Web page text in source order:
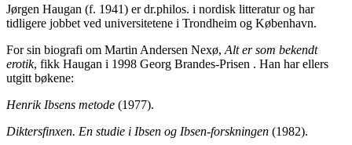
Jørgen Haugan (f. 1941) er dr.philos. i nordisk litteratur og har
tidligere jobbet ved universitetene i Trondheim og København.
For sin biografi om Martin Andersen Nexø, Alt er som bekendt
erotik, fikk Haugan i 1998 Georg Brandes-Prisen . Han har ellers
utgitt bøkene:
Henrik Ibsens metode (1977).
Diktersfinxen. En studie i Ibsen og Ibsen-forskningen (1982).